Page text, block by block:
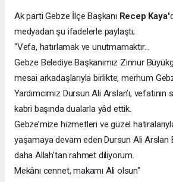
Ak parti Gebze İlçe Başkanı Recep Kaya'
medyadan şu ifadelerle paylaştı;
"Vefa, hatırlamak ve unutmamaktır…
Gebze Belediye Başkanımız Zinnur
mesai arkadaşlarıyla birlikte, merhum
Yardımcımız Dursun Ali Arslan’ı,
kabri başında dualarla yâd ettik.
Gebze’mize hizmetleri ve güzel
yaşamaya devam eden Dursun Ali Arslan
daha Allah’tan rahmet diliyorum.
Mekânı cennet, makamı Ali olsun"